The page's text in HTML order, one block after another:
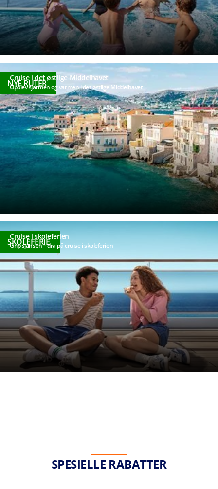
NYE RUTER
Cruise i det østlige Middelhavet
Opplev sjarmen og varmen i det østlige Middelhavet
SKOLEFERIE
Cruise i skoleferien
Grip sjansen – dra på cruise i skoleferien
SPESIELLE RABATTER